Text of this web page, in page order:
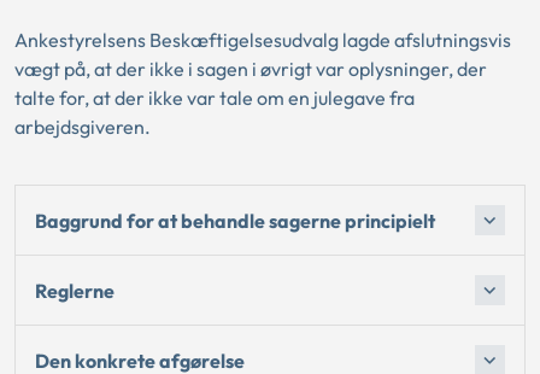
Ankestyrelsens Beskæftigelsesudvalg lagde afslutningsvis
vægt på, at der ikke i sagen i øvrigt var oplysninger, der
talte for, at der ikke var tale om en julegave fra
arbejdsgiveren.
Baggrund for at behandle sagerne principielt
Reglerne
Den konkrete afgørelse